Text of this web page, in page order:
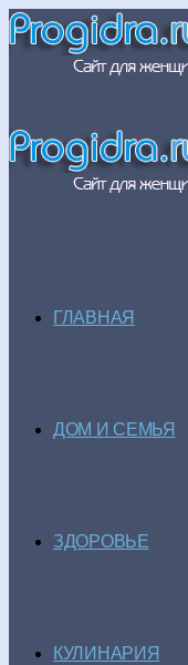
ГЛАВНАЯ
ДОМ И СЕМЬЯ
ЗДОРОВЬЕ
КУЛИНАРИЯ